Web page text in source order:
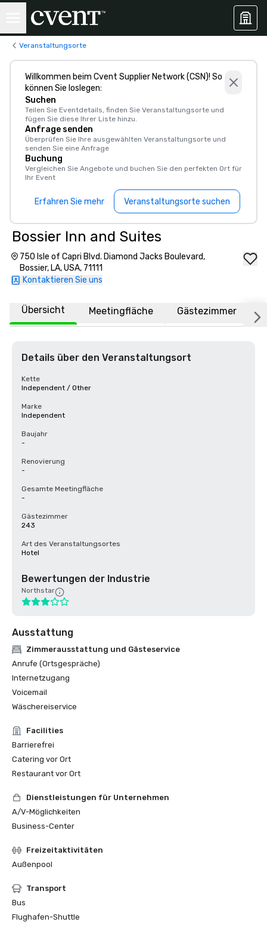
Veranstaltungsorte
Willkommen beim Cvent Supplier Network (CSN)! So
können Sie loslegen:
Suchen
Teilen Sie Eventdetails, finden Sie Veranstaltungsorte und
fügen Sie diese Ihrer Liste hinzu.
Anfrage senden
Überprüfen Sie Ihre ausgewählten Veranstaltungsorte und
senden Sie eine Anfrage
Buchung
Vergleichen Sie Angebote und buchen Sie den perfekten Ort für
Ihr Event
Erfahren Sie mehr Veranstaltungsorte suchen
Bossier Inn and Suites
750 Isle of Capri Blvd. Diamond Jacks Boulevard,
Bossier, LA, USA, 71111
Kontaktieren Sie uns
Übersicht Meetingfläche Gästezimmer
Details über den Veranstaltungsort
Kette
Independent / Other
Marke
Independent
Baujahr
-
Renovierung
-
Gesamte Meetingfläche
-
Gästezimmer
243
Art des Veranstaltungsortes
Hotel
Bewertungen der Industrie
Northstar
Ausstattung
Zimmerausstattung und Gästeservice
Anrufe (Ortsgespräche)
Internetzugang
Voicemail
Wäschereiservice
Facilities
Barrierefrei
Catering vor Ort
Restaurant vor Ort
Dienstleistungen für Unternehmen
A/V-Möglichkeiten
Business-Center
Freizeitaktivitäten
Außenpool
Transport
Bus
Flughafen-Shuttle